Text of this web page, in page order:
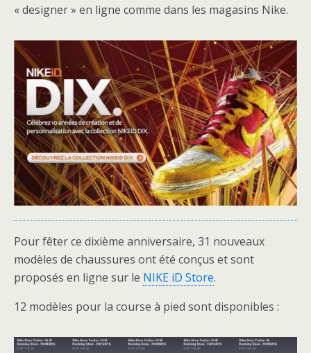
« designer » en ligne comme dans les magasins Nike.
Pour fêter ce dixième anniversaire, 31 nouveaux
modèles de chaussures ont été conçus et sont
proposés en ligne sur le NIKE iD Store.
12 modèles pour la course à pied sont disponibles :